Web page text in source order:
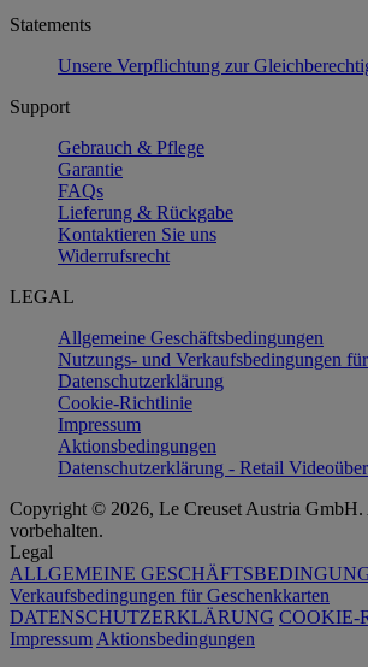
Statements
Unsere Verpflichtung zur
Support
Gebrauch & Pflege
Garantie
FAQs
Lieferung & Rückgabe
Kontaktieren Sie uns
Widerrufsrecht
LEGAL
Allgemeine Geschäftsbedingungen
Nutzungs- und Verkaufsbedingungen
Datenschutzerklärung
Cookie-Richtlinie
Impressum
Aktionsbedingungen
Datenschutzerklärung - Retail
Copyright © 2026, Le Creuset Austria GmbH.
vorbehalten.
Legal
ALLGEMEINE
Verkaufsbedingungen für Geschenkkarten
DATENSCHUTZERKLÄRUNG COOKIE-
Impressum Aktionsbedingungen